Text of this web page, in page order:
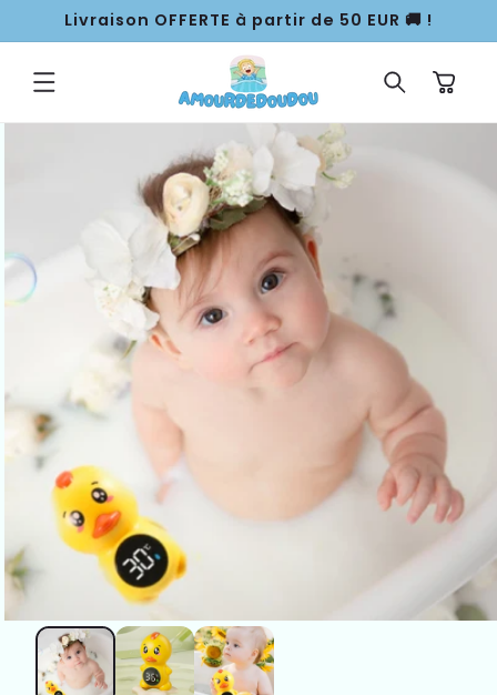
PASSER
AU
Livraison OFFERTE à partir de 50 EUR 🚚 !
Panier